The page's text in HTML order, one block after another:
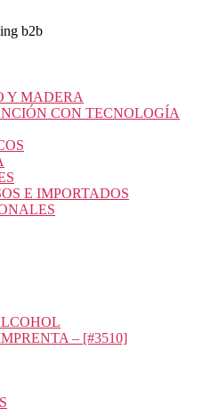
b2b
Y MADERA
CON TECNOLOGÍA
E IMPORTADOS
– [#3510]